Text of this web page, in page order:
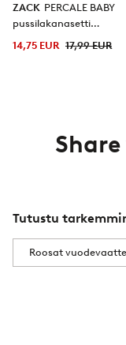
ZACK PERCALE BABY
pussilakanasetti
14,75 EUR 17,99 EUR
Tutustu
Roosat